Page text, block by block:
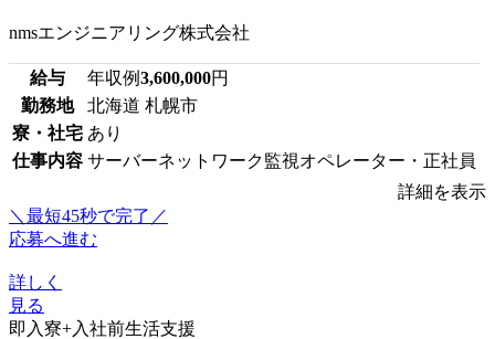
nmsエンジニアリング株式会社
給与 年収例3,600,000円
勤務地
北海道 札幌市
寮・社宅 あり
仕事内容 サーバーネットワーク監視オペレーター・正社員
詳細を表示
＼最短45秒で完了／
応募へ進む
詳しく
見る
即入寮+入社前生活支援